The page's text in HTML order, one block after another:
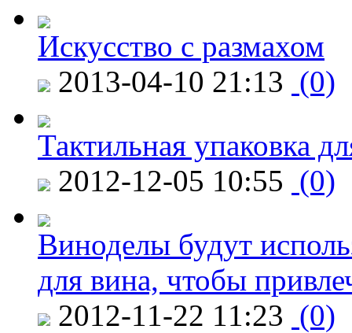
Искусство с размахом
2013-04-10 21:13 (0)
Тактильная упаковка
2012-12-05 10:55 (0)
Виноделы будут
для вина, чтобы
2012-11-22 11:23 (0)